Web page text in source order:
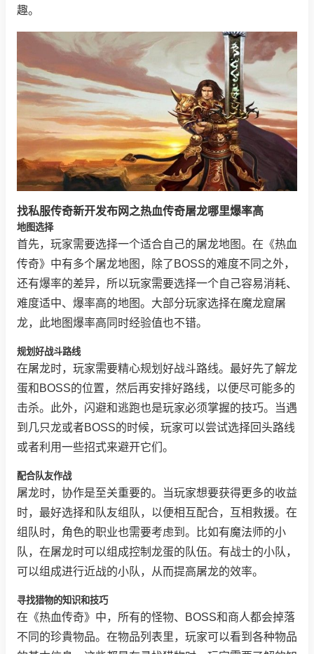
趣。
找私服传奇新开发布网之热血传奇屠龙哪里爆率高
地图选择
首先，玩家需要选择一个适合自己的屠龙地图。在《热血
传奇》中有多个屠龙地图，除了BOSS的难度不同之外，
还有爆率的差异，所以玩家需要选择一个自己容易消耗、
难度适中、爆率高的地图。大部分玩家选择在魔龙窟屠
龙，此地图爆率高同时经验值也不错。
规划好战斗路线
在屠龙时，玩家需要精心规划好战斗路线。最好先了解龙
蛋和BOSS的位置，然后再安排好路线，以便尽可能多的
击杀。此外，闪避和逃跑也是玩家必须掌握的技巧。当遇
到几只龙或者BOSS的时候，玩家可以尝试选择回头路线
或者利用一些招式来避开它们。
配合队友作战
屠龙时，协作是至关重要的。当玩家想要获得更多的收益
时，最好选择和队友组队，以便相互配合，互相救援。在
组队时，角色的职业也需要考虑到。比如有魔法师的小
队，在屠龙时可以组成控制龙蛋的队伍。有战士的小队，
可以组成进行近战的小队，从而提高屠龙的效率。
寻找猎物的知识和技巧
在《热血传奇》中，所有的怪物、BOSS和商人都会掉落
不同的珍貴物品。在物品列表里，玩家可以看到各种物品